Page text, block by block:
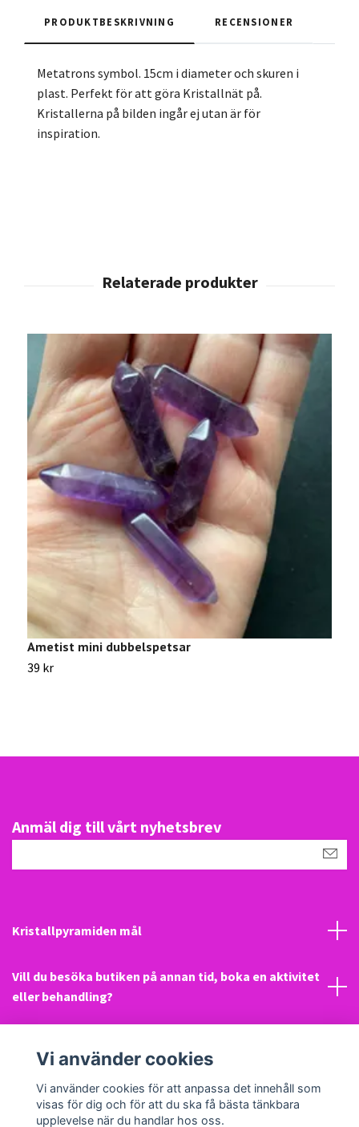
PRODUKTBESKRIVNING RECENSIONER
Metatrons symbol. 15cm i diameter och skuren i
plast. Perfekt för att göra Kristallnät på.
Kristallerna på bilden ingår ej utan är för
inspiration.
Ametist mini dubbelspetsar
39 kr
Anmäl dig till vårt nyhetsbrev
Kristallpyramiden mål
Vill du besöka butiken på annan tid, boka en aktivitet
eller behandling?
Sociala medier
Vi använder cookies
Vi använder cookies för att anpassa det innehåll som
visas för dig och för att du ska få bästa tänkbara
upplevelse när du handlar hos oss.